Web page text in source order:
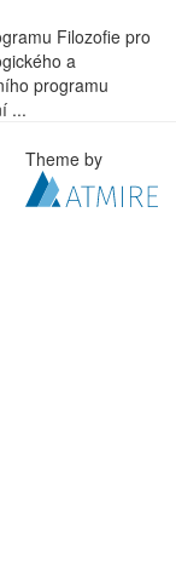
Filozofie pro
a
programu
...
Theme by